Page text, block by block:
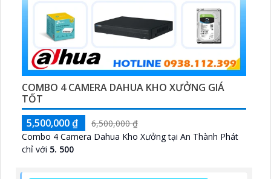
COMBO 4 CAMERA DAHUA KHO XƯỞNG GIÁ
TỐT
5,500,000 ₫
6,500,000 ₫
Combo 4 Camera Dahua Kho Xưởng tại An Thành Phát
chỉ với 5. 500